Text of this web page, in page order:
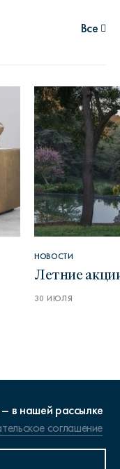
Все
НОВОСТИ
Летние
30 ИЮЛЯ
в нашей рассылке
соглашение